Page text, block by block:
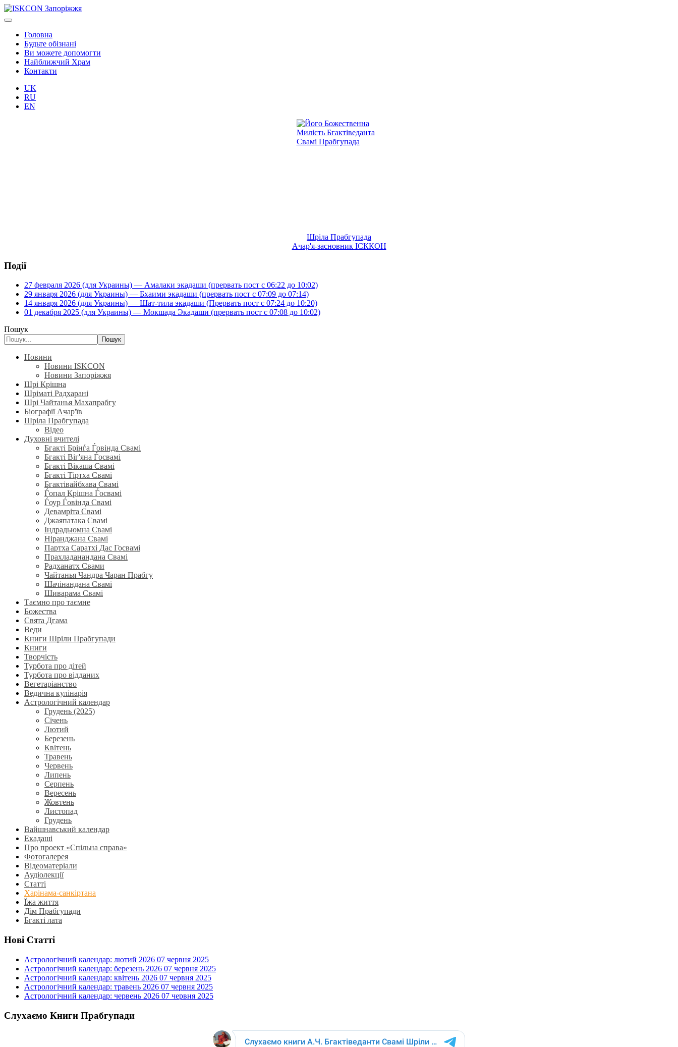
Головна
Будьте обізнані
Ви можете допомогти
Найближчий Храм
Контакти
UK
RU
EN
Шріла Прабгупада
Ачар'я-засновник ІСККОН
Події
27 февраля 2026 (для Украины) — Амалаки экадаши (прервать пост с 06:22 до 10:02)
29 января 2026 (для Украины) — Бхаими экадаши (прервать пост с 07:09 до 07:14)
14 января 2026 (для Украины) — Шат-тила экадаши (Прервать пост с 07:24 до 10:20)
01 декабря 2025 (для Украины) — Мокшада Экадаши (прервать пост с 07:08 до 10:02)
Пошук
Пошук
Новини
Новини ISKCON
Новини Запоріжжя
Шрі Крішна
Шріматі Радхарані
Шрі Чайтанья Махапрабгу
Біографії Ачар'їв
Шріла Прабгупада
Відео
Духовні вчителі
Бгакті Брінѓа Ѓовінда Свамі
Бгакті Віг'яна Ѓосвамі
Бгакті Вікаша Свамі
Бгакті Тіртха Свамі
Бгактівайбхава Свамі
Ѓопал Крішна Ѓосвамі
Ѓоур Ѓовінда Свамі
Девамріта Свамі
Джаяпатака Свамі
Індрадьюмна Свамі
Ніранджана Свамі
Партха Саратхі Дас Госвамі
Прахладанандана Свамі
Радханатх Свами
Чайтанья Чандра Чаран Прабгу
Шачінандана Свамі
Шиварама Свамі
Таємно про таємне
Божества
Свята Дгама
Веди
Книги Шріли Прабгупади
Книги
Творчість
Турбота про дітей
Турбота про відданих
Вегетаріанство
Ведична кулінарія
Астрологічний календар
Грудень (2025)
Січень
Лютий
Березень
Квітень
Травень
Червень
Липень
Серпень
Вересень
Жовтень
Листопад
Грудень
Вайшнавський календар
Екадаші
Про проект «Спільна справа»
Фотогалерея
Відеоматеріали
Аудіолекції
Статті
Харінама-санкіртана
Їжа життя
Дім Прабгупади
Бгакті лата
Нові Статті
Астрологічний календар: лютий 2026 07 червня 2025
Астрологічний календар: березень 2026 07 червня 2025
Астрологічний календар: квітень 2026 07 червня 2025
Астрологічний календар: травень 2026 07 червня 2025
Астрологічний календар: червень 2026 07 червня 2025
Слухаємо Книги Прабгупади